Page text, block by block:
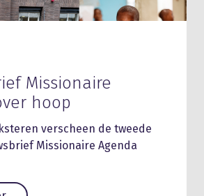
Missionaire
hoop
verscheen de tweede
Missionaire Agenda